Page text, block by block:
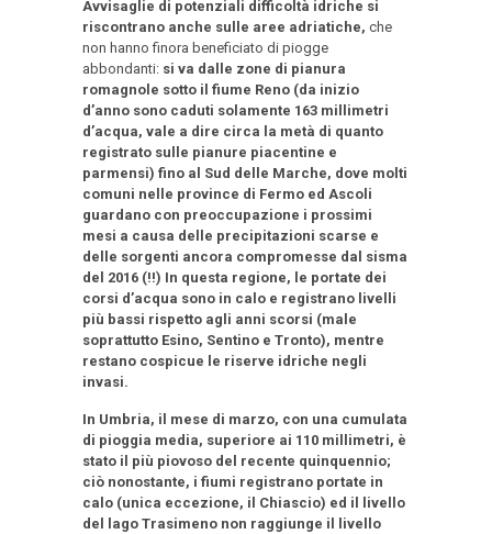
Avvisaglie di potenziali difficoltà idriche si
riscontrano anche sulle aree adriatiche, che
non hanno finora beneficiato di piogge
abbondanti: si va dalle zone di pianura
romagnole sotto il fiume Reno (da inizio
d’anno sono caduti solamente 163 millimetri
d’acqua, vale a dire circa la metà di quanto
registrato sulle pianure piacentine e
parmensi) fino al Sud delle Marche, dove molti
comuni nelle province di Fermo ed Ascoli
guardano con preoccupazione i prossimi
mesi a causa delle precipitazioni scarse e
delle sorgenti ancora compromesse dal sisma
del 2016 (!!) In questa regione, le portate dei
corsi d’acqua sono in calo e registrano livelli
più bassi rispetto agli anni scorsi (male
soprattutto Esino, Sentino e Tronto), mentre
restano cospicue le riserve idriche negli
invasi.
In Umbria, il mese di marzo, con una cumulata
di pioggia media, superiore ai 110 millimetri, è
stato il più piovoso del recente quinquennio;
ciò nonostante, i fiumi registrano portate in
calo (unica eccezione, il Chiascio) ed il livello
del lago Trasimeno non raggiunge il livello